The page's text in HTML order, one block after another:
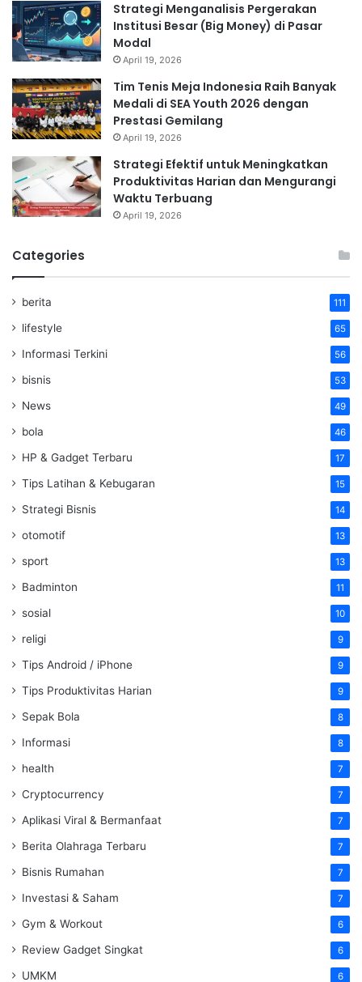
Strategi Menganalisis Pergerakan
Institusi Besar (Big Money) di Pasar
Modal
April 19, 2026
Tim Tenis Meja Indonesia Raih Banyak
Medali di SEA Youth 2026 dengan
Prestasi Gemilang
April 19, 2026
Strategi Efektif untuk Meningkatkan
Produktivitas Harian dan Mengurangi
Waktu Terbuang
April 19, 2026
Categories
berita 111
lifestyle 65
Informasi Terkini 56
bisnis 53
News 49
bola 46
HP & Gadget Terbaru 17
Tips Latihan & Kebugaran 15
Strategi Bisnis 14
otomotif 13
sport 13
Badminton 11
sosial 10
religi 9
Tips Android / iPhone 9
Tips Produktivitas Harian 9
Sepak Bola 8
Informasi 8
health 7
Cryptocurrency 7
Aplikasi Viral & Bermanfaat 7
Berita Olahraga Terbaru 7
Bisnis Rumahan 7
Investasi & Saham 7
Gym & Workout 6
Review Gadget Singkat 6
UMKM 6